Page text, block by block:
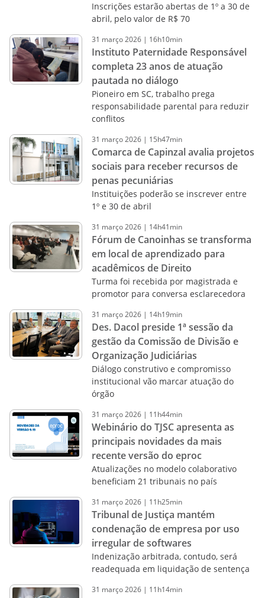
Inscrições estarão abertas de 1º a 30 de
abril, pelo valor de R$ 70
31 março2026 | 16h10min
Instituto Paternidade Responsável
completa 23 anos de atuação
pautada no diálogo
Pioneiro em SC, trabalho prega
responsabilidade parental para reduzir
conflitos
31 março2026 | 15h47min
Comarca de Capinzal avalia projetos
sociais para receber recursos de
penas pecuniárias
Instituições poderão se inscrever entre
1º e 30 de abril
31 março2026 | 14h41min
Fórum de Canoinhas se transforma
em local de aprendizado para
acadêmicos de Direito
Turma foi recebida por magistrada e
promotor para conversa esclarecedora
31 março2026 | 14h19min
Des. Dacol preside 1ª sessão da
gestão da Comissão de Divisão e
Organização Judiciárias
Diálogo construtivo e compromisso
institucional vão marcar atuação do
órgão
31 março2026 | 11h44min
Webinário do TJSC apresenta as
principais novidades da mais
recente versão do eproc
Atualizações no modelo colaborativo
beneficiam 21 tribunais no país
31 março2026 | 11h25min
Tribunal de Justiça mantém
condenação de empresa por uso
irregular de softwares
Indenização arbitrada, contudo, será
readequada em liquidação de sentença
31 março2026 | 11h14min